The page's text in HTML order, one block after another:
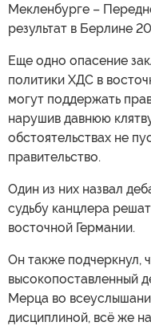
Мекленбурге –
результат в Берлине
Еще одно опасение
политики ХДС в
могут поддержать
нарушив давнюю
обстоятельствах не
правительство.
Один из них назвал
судьбу канцлера
восточной Германии.
Он также подчеркнул,
высокопоставленный
Мерца во
дисциплиной, всё же